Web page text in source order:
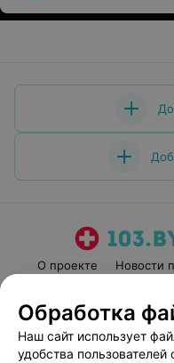
О проекте Новости
Пользовательское
Обработка
Наш сайт использует
удобства пользователей